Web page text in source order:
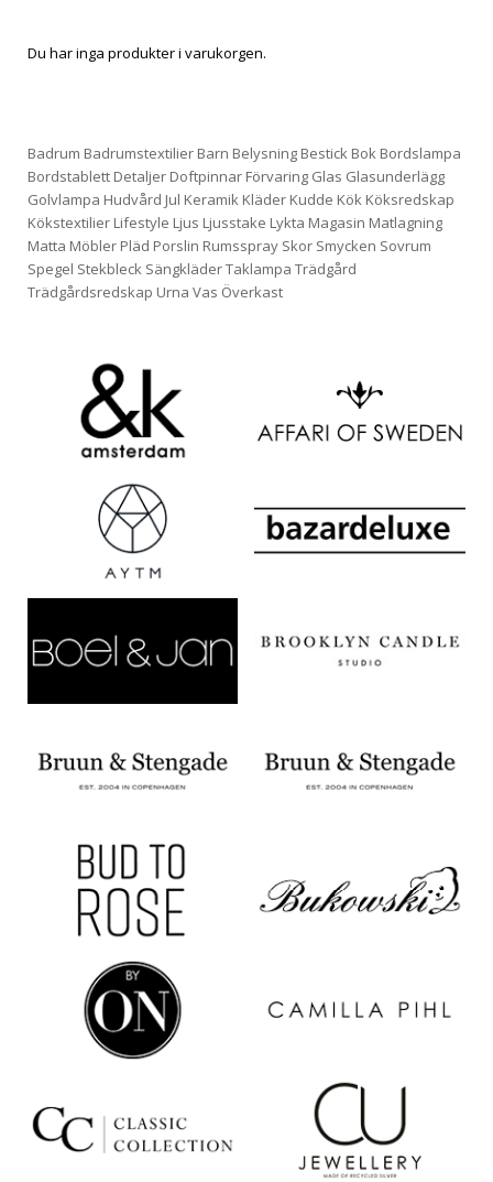
Du har inga produkter i varukorgen.
Badrum Badrumstextilier Barn Belysning Bestick Bok Bordslampa
Bordstablett Detaljer Doftpinnar Förvaring Glas Glasunderlägg
Golvlampa Hudvård Jul Keramik Kläder Kudde Kök Köksredskap
Kökstextilier Lifestyle Ljus Ljusstake Lykta Magasin Matlagning
Matta Möbler Pläd Porslin Rumsspray Skor Smycken Sovrum
Spegel Stekbleck SängkläderTaklampa Trädgård
Trädgårdsredskap Urna Vas Överkast